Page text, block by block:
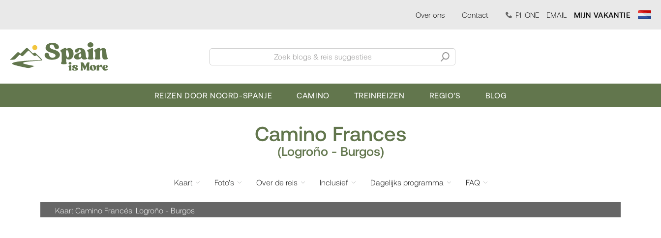
Over ons Contact PHONE EMAIL MIJN VAKANTIE
Zoek blogs & reis suggesties
REIZEN DOOR NOORD-SPANJE CAMINO TREINREIZEN REGIO'S BLOG
Camino Frances
(Logroño - Burgos)
Kaart Foto's Over de reis Inclusief Dagelijks programma FAQ
Kaart Camino Francés: Logroño - Burgos